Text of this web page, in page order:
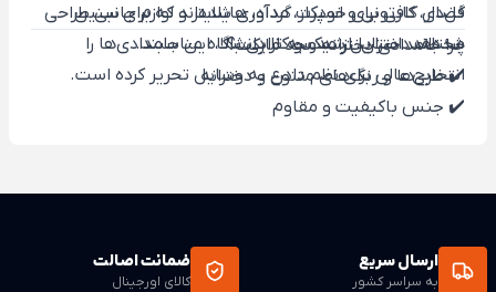
گل‌دار، کارتونی و اسپرت گردآوری شده‌اند که برای سنین
مختلف دختران، از مدرسه تا دانشگاه مناسبند.
فضای کافی برای خودکار، مداد، هایلایتر و لوازم جانبی طراحی
شده‌اند. استایل شیک و کارایی بالا، این جامدادی‌ها را
انتخابی عالی برای نظم دادن به وسایل تحریر کرده است.
چرا جامدادی دخترانه مجد مارکت؟
✔️ طرح‌ها و رنگ‌های متنوع و دخترانه
✔️ جنس باکیفیت و مقاوم
ارسال سریع
به سراسر کشور
ضمانت اصالت
کالای اورجینال